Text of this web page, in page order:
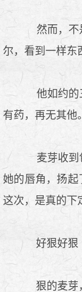
然而，不
尔，看到一样东
他如约的
有药，再无其他。
麦芽收到
她的唇角，扬
这次，是真的下
好狠好狠
狠的麦芽